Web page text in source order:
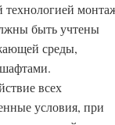
технологией
быть учтены
среды,
всех
условия, при